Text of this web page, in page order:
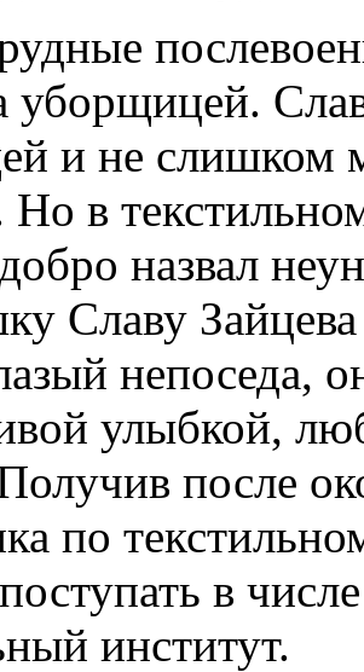
уборщицей.
и не слишком
Но в
назвал
Славу
непоседа,
улыбкой,
после
по
в
институт.